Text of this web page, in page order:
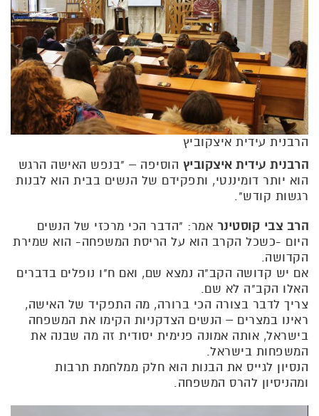
הרבנית עידית איצקוביץ
הרבנית עידית איצקוביץ הוסיפה – "בנפש האישה הרגש
הוא יותר דומיננטי, ותפקידם של הנשים בבית הוא לבנות
רגשות קודש".
הרב צבי קוסטינר אמר: "הדבר הכי מרכזי של הנשים
היום -כשכל הקרב הוא על הריסת המשפחה- הוא שמירת
הקדושה.
אם יש קדושה הקב"ה נמצא שם, ואם ח"ו נופלים בדברים
האלו הקב"ה לא שם.
צריך לדבר בצורה הכי ברורה, מה התפקיד של האישה,
ראינו במצרים – הנשים הצדקניות הקימו את המשפחה
בישראל, אותה אמונה פנימית יסודית זה מה שבנה את
המשפחות בישראל.
הנסיון לגייס את הבנות הוא חלק ממלחמת תרבות
ומהניסיון להרס המשפחה.